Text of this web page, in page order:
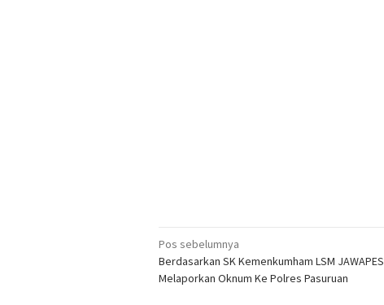
Navigasi
pos
Pos sebelumnya
Berdasarkan SK Kemenkumham LSM JAWAPES
Melaporkan Oknum Ke Polres Pasuruan